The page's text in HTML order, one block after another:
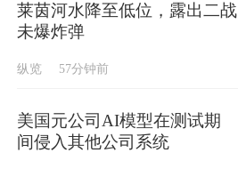
莱茵河水降至低位，露出二战
未爆炸弹
纵览 57分钟前
美国元公司AI模型在测试期
间侵入其他公司系统